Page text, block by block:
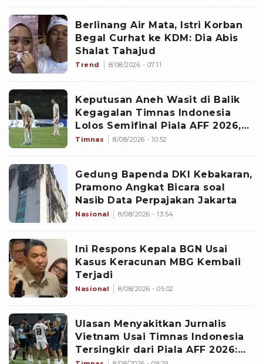
Berlinang Air Mata, Istri Korban
Begal Curhat ke KDM: Dia Abis
Shalat Tahajud
Trend 8/08/2026 - 07:11
Keputusan Aneh Wasit di Balik
Kegagalan Timnas Indonesia
Lolos Semifinal Piala AFF 2026,
Untungkan Singapura dan
Timnas 8/08/2026 - 10:52
Gedung Bapenda DKI Kebakaran,
Pramono Angkat Bicara soal
Nasib Data Perpajakan Jakarta
Nasional 8/08/2026 - 13:54
Ini Respons Kepala BGN Usai
Kasus Keracunan MBG Kembali
Terjadi
Nasional 8/08/2026 - 05:02
Ulasan Menyakitkan Jurnalis
Vietnam Usai Timnas Indonesia
Tersingkir dari Piala AFF 2026: